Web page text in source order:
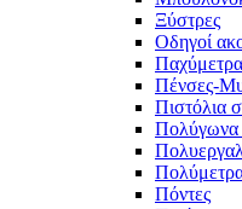
Ξύστρες
Οδηγοί
Παχύμετρα
Πένσες-
Πιστόλια
Πολύγωνα
Πόντες